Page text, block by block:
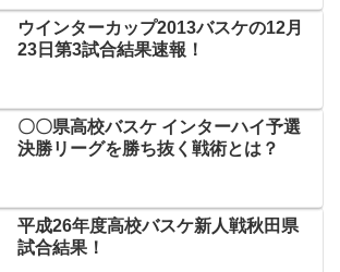
ウインターカップ2013バスケの12月
23日第3試合結果速報！
〇〇県高校バスケ インターハイ予選
決勝リーグを勝ち抜く戦術とは？
平成26年度高校バスケ新人戦秋田県
試合結果！